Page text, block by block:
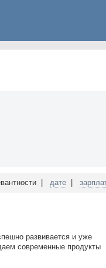
| дате
развивается и уже
современные продукты